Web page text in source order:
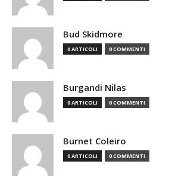
Bud Skidmore
0 ARTICOLI 0 COMMENTI
Burgandi Nilas
0 ARTICOLI 0 COMMENTI
Burnet Coleiro
0 ARTICOLI 0 COMMENTI